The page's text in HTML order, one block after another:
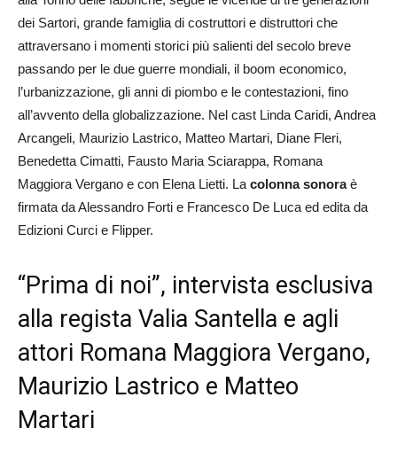
dei Sartori, grande famiglia di costruttori e distruttori che
attraversano i momenti storici più salienti del secolo breve
passando per le due guerre mondiali, il boom economico,
l’urbanizzazione, gli anni di piombo e le contestazioni, fino
all’avvento della globalizzazione. Nel cast Linda Caridi, Andrea
Arcangeli, Maurizio Lastrico, Matteo Martari, Diane Fleri,
Benedetta Cimatti, Fausto Maria Sciarappa, Romana
Maggiora Vergano e con Elena Lietti. La colonna sonoraè
firmata da Alessandro Forti e Francesco De Luca ed edita da
Edizioni Curci e Flipper.
“Prima di noi”, intervista esclusiva
alla regista Valia Santella e agli
attori Romana Maggiora Vergano,
Maurizio Lastrico e Matteo
Martari